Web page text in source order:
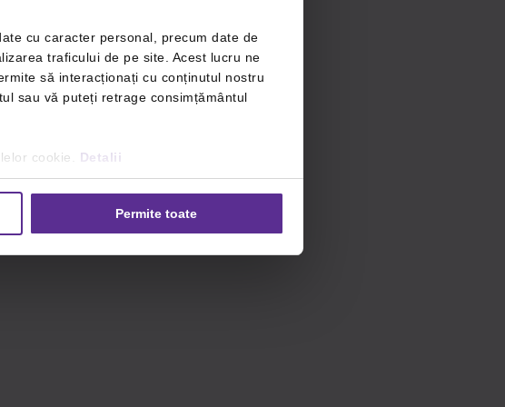
cu caracter personal, precum date de
traficului de pe site. Acest lucru ne
să interacționați cu conținutul nostru
sau vă puteți retrage consimțământul
cookie. Detalii
Permite toate